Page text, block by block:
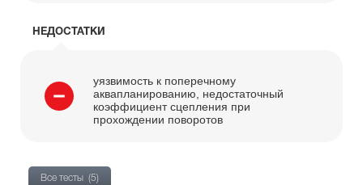
НЕДОСТАТКИ
уязвимость к поперечному
аквапланированию, недостаточный
коэффициент сцепления при
прохождении поворотов
Все тесты (5)